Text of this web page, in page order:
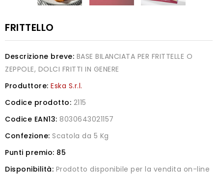
FRITTELLO
Descrizione breve: BASE BILANCIATA PER FRITTELLE O
ZEPPOLE, DOLCI FRITTI IN GENERE
Produttore: Eska S.r.l.
Codice prodotto: 2115
Codice EAN13: 8030643021157
Confezione: Scatola da 5 Kg
Punti premio: 85
Disponibilità: Prodotto disponibile per la vendita on-line